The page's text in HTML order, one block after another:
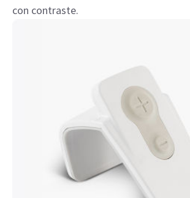
GE HealthCare continúa innovando y
experiencia de las mamografías a
Senographe Pristina y de otros
revisión de imágenes, las biopsias y
con contraste.